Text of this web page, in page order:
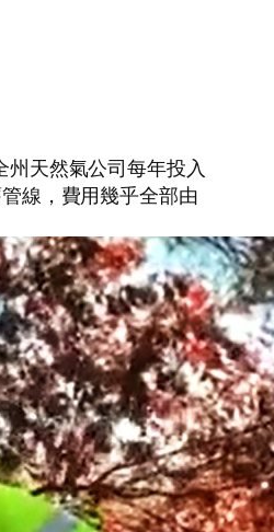
州天然氣公司每年投入
線，費用幾乎全部由